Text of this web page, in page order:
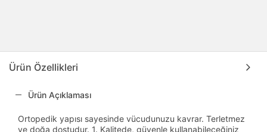
Ürün Özellikleri
Ürün Açıklaması
Ortopedik yapısı sayesinde vücudunuzu kavrar. Terletmez
ve doğa dostudur. 1. Kalitede, güvenle kullanabileceğiniz